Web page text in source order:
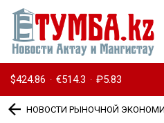
$424.86 · €514.3 · ₽5.83
НОВОСТИ РЫНОЧНОЙ